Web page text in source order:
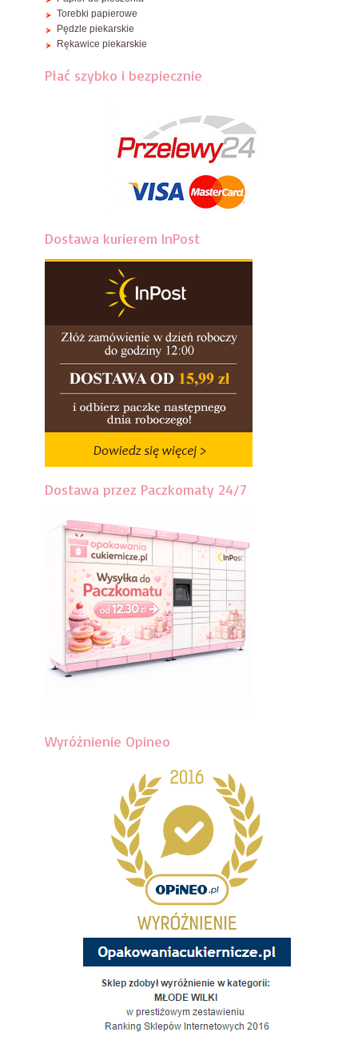
Torebki papierowe
Pędzle piekarskie
Rękawice piekarskie
Płać szybko i bezpiecznie
Dostawa kurierem InPost
Dostawa przez Paczkomaty 24/7
Wyróżnienie Opineo